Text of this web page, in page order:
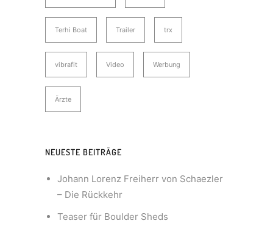
Terhi Boat Trailer trx
vibrafit Video Werbung
Ärzte
NEUESTE BEITRÄGE
Johann Lorenz Freiherr von Schaezler
– Die Rückkehr
Teaser für Boulder Sheds